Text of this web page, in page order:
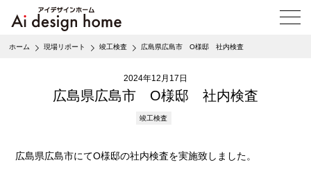
メ
ニ
ホーム 現場リポート 竣工検査 広島県広島市 O様邸 社内検査
2024年12月17日
広島県広島市 O様邸 社内検査
竣工検査
広島県広島市にてO様邸の社内検査を実施致しました。